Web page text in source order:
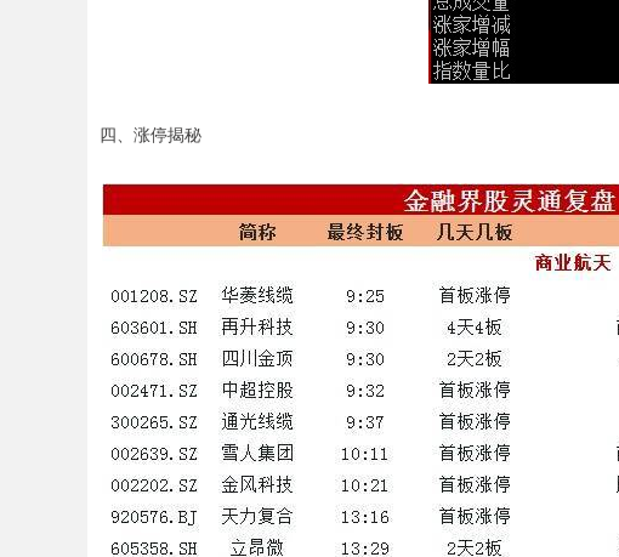
四、涨停揭秘